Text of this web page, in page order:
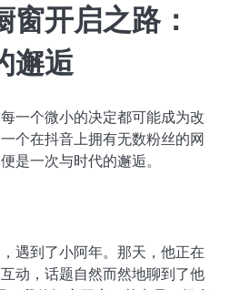
开启之路：
邂逅
一个微小的决定都可能成为改
个在抖音上拥有无数粉丝的网
是一次与时代的邂逅。
遇到了小阿年。那天，他正在
动，话题自然而然地聊到了他